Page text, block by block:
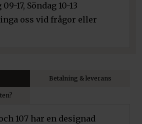
17, Söndag 10-13
oss vid frågor eller
Betalning & leverans
107 har en designad